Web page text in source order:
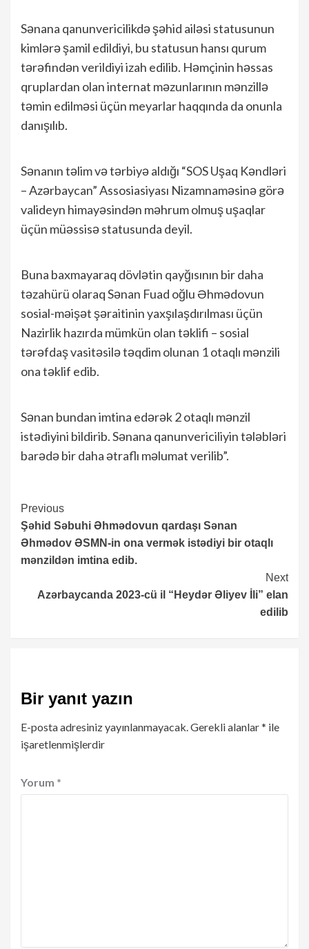
Sənana qanunvericilikdə şəhid ailəsi statusunun
kimlərə şamil edildiyi, bu statusun hansı qurum
tərəfindən verildiyi izah edilib. Həmçinin həssas
qruplardan olan internat məzunlarının mənzillə
təmin edilməsi üçün meyarlar haqqında da onunla
danışılıb.
Sənanın təlim və tərbiyə aldığı “SOS Uşaq Kəndləri
– Azərbaycan” Assosiasiyası Nizamnaməsinə görə
valideyn himayəsindən məhrum olmuş uşaqlar
üçün müəssisə statusunda deyil.
Buna baxmayaraq dövlətin qayğısının bir daha
təzahürü olaraq Sənan Fuad oğlu Əhmədovun
sosial-məişət şəraitinin yaxşılaşdırılması üçün
Nazirlik hazırda mümkün olan təklifi – sosial
tərəfdaş vasitəsilə təqdim olunan 1 otaqlı mənzili
ona təklif edib.
Sənan bundan imtina edərək 2 otaqlı mənzil
istədiyini bildirib. Sənana qanunvericiliyin tələbləri
barədə bir daha ətraflı məlumat verilib”.
Continue
Reading
Previous
Şəhid Səbuhi Əhmədovun qardaşı Sənan
Əhmədov ƏSMN-in ona vermək istədiyi bir otaqlı
mənzildən imtina edib.
Next
Azərbaycanda 2023-cü il “Heydər Əliyev İli” elan
edilib
Bir yanıt yazın
E-posta adresiniz yayınlanmayacak.Gerekli alanlar* ile
işaretlenmişlerdir
Yorum *